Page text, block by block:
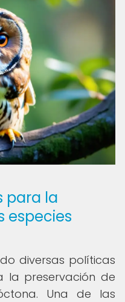
para la
especies
diversas políticas
la preservación de
Una de las